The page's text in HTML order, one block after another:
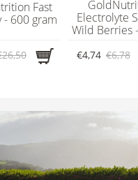
Fast
- 600 gram
Electrolyte
Wild Berries
gram
€4,74 €6,78